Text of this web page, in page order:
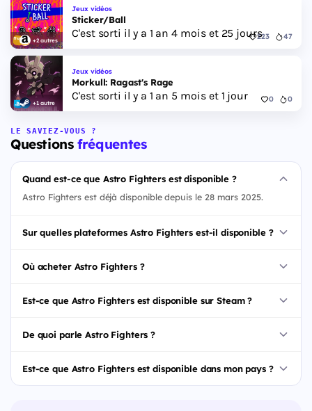
+2 autres
Jeux vidéos
Sticker/Ball
C'est sorti il y a 1 an 4 mois et 25 jours223 47
+1 autre
Jeux vidéos
Morkull: Ragast's Rage
C'est sorti il y a 1 an 5 mois et 1 jour 0 0
LE SAVIEZ-VOUS ?
Questionsfréquentes
Quand est-ce que Astro Fighters est disponible ?
Astro Fighters est déjà disponible depuis le 28 mars 2025.
Sur quelles plateformes Astro Fighters est-il disponible ?
Où acheter Astro Fighters ?
Est-ce que Astro Fighters est disponible sur Steam ?
De quoi parle Astro Fighters ?
Est-ce que Astro Fighters est disponible dans mon pays ?